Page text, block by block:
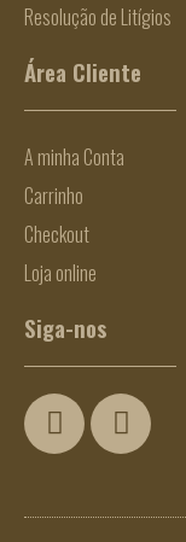
Resolução de Litígios
Área Cliente
A minha Conta
Carrinho
Checkout
Loja online
Siga-nos